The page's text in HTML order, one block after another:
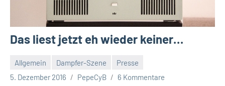
Das liest jetzt eh wieder keiner…
Allgemein Dampfer-Szene
Presse
5. Dezember 2016
PepeCyB 6 Kommentare